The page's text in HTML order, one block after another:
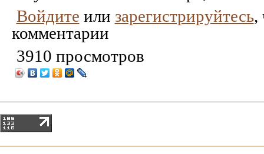
Войдите или зарегистрируйтесь,
комментарии
3910 просмотров